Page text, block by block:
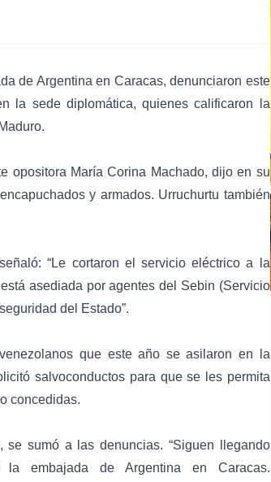
de Argentina en Caracas, denunciaron este
la sede diplomática, quienes calificaron la
opositora María Corina Machado, dijo en su
y armados. Urruchurtu también
“Le cortaron el servicio eléctrico a la
asediada por agentes del Sebin (Servicio
del Estado”.
que este año se asilaron en la
salvoconductos para que se les permita
concedidas.
se sumó a las denuncias. “Siguen llegando
embajada de Argentina en Caracas.